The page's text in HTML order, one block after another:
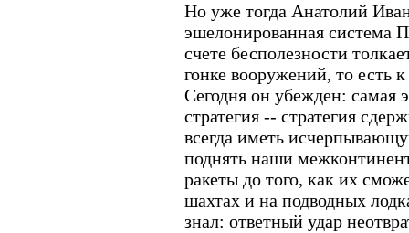
Но уже тогда Анатолий
эшелонированная система
счете бесполезности
гонке вооружений, то есть
Сегодня он убежден: самая
стратегия -- стратегия
всегда иметь
поднять наши
ракеты до того, как их
шахтах и на подводных
знал: ответный удар